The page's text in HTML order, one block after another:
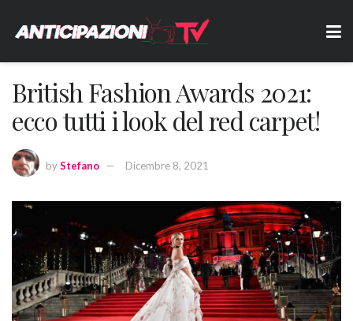
British Fashion Awards 2021:
ecco tutti i look del red carpet!
byStefano Dicembre 8, 2021